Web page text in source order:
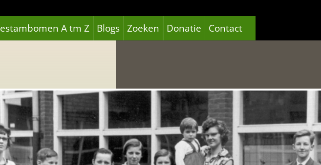
A tm Z Blogs Zoeken Donatie Contact